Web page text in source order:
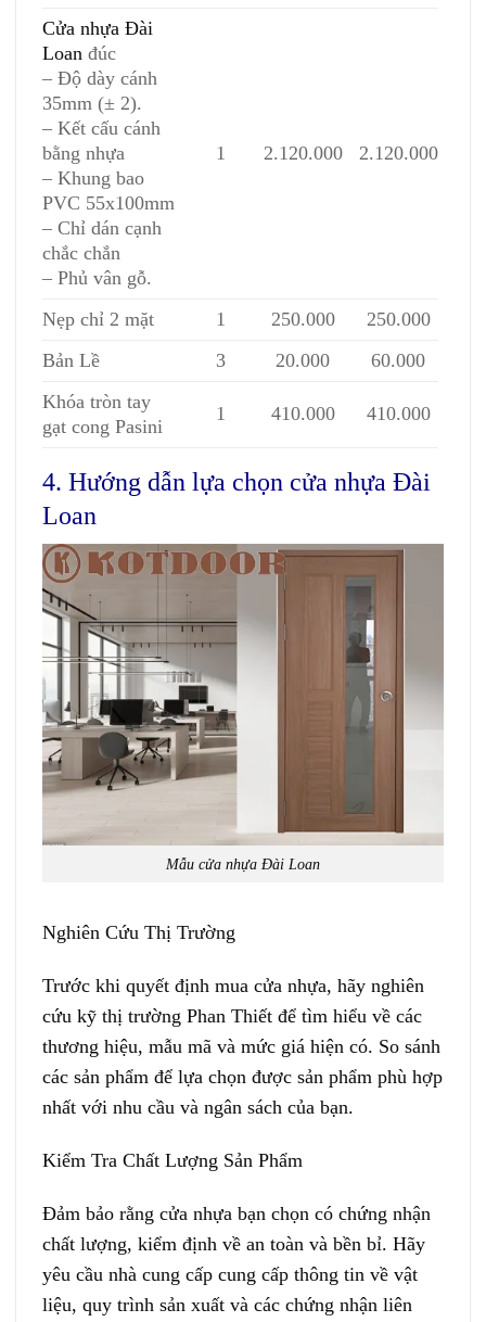
Cửa nhựa Đài
Loan đúc
– Độ dày cánh
35mm (± 2).
– Kết cấu cánh
bằng nhựa
– Khung bao
PVC 55x100mm
– Chỉ dán cạnh
chắc chắn
– Phủ vân gỗ.
1 2.120.000 2.120.000
Nẹp chỉ 2 mặt 1 250.000
250.000
Bản Lề
3 20.000
60.000
Khóa tròn tay
gạt cong Pasini
1 410.000 410.000
4. Hướng dẫn lựa chọn cửa nhựa Đài
Loan
Mẫu cửa nhựa Đài Loan
Nghiên Cứu Thị Trường
Trước khi quyết định mua cửa nhựa, hãy nghiên
cứu kỹ thị trường Phan Thiết để tìm hiểu về các
thương hiệu, mẫu mã và mức giá hiện có. So sánh
các sản phẩm để lựa chọn được sản phẩm phù hợp
nhất với nhu cầu và ngân sách của bạn.
Kiểm Tra Chất Lượng Sản Phẩm
Đảm bảo rằng cửa nhựa bạn chọn có chứng nhận
chất lượng, kiểm định về an toàn và bền bỉ. Hãy
yêu cầu nhà cung cấp cung cấp thông tin về vật
liệu, quy trình sản xuất và các chứng nhận liên